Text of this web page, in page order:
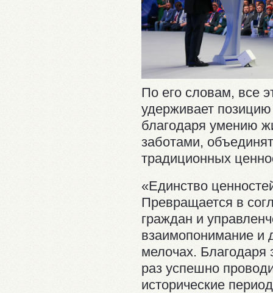
По его словам, все
удерживает
благодаря умению
заботами,
традиционных
«Единство
Превращается в
граждан и
взаимопонимание и
мелочах.
раз успешно
исторические